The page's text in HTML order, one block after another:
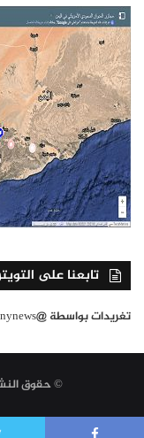
تابعنا على
تغريدات بواسطة @amranynews
© حقوق النشر 2026، جميع الحقوق